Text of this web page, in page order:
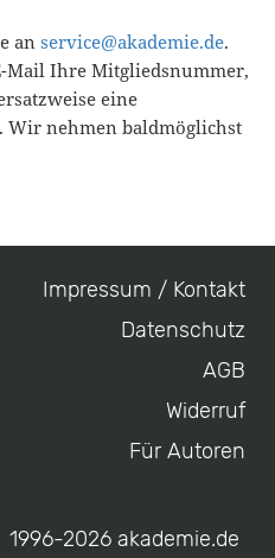
an service@akademie.de.
Mail Ihre Mitgliedsnummer,
eine
Wir nehmen baldmöglichst
Impressum / Kontakt
Datenschutz
AGB
Widerruf
Für Autoren
1996-2026 akademie.de